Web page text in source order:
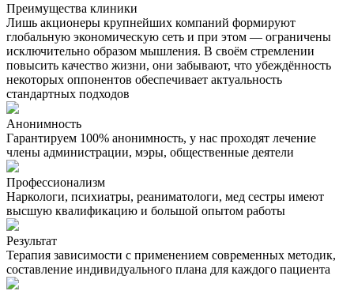
Преимущества клиники
Лишь акционеры крупнейших компаний формируют
глобальную экономическую сеть и при этом — ограничены
исключительно образом мышления. В своём стремлении
повысить качество жизни, они забывают, что убеждённость
некоторых оппонентов обеспечивает актуальность
стандартных подходов
Анонимность
Гарантируем 100% анонимность, у нас проходят лечение
члены администрации, мэры, общественные деятели
Профессионализм
Наркологи, психиатры, реаниматологи, мед сестры имеют
высшую квалификацию и большой опытом работы
Результат
Терапия зависимости с применением современных методик,
составление индивидуального плана для каждого пациента